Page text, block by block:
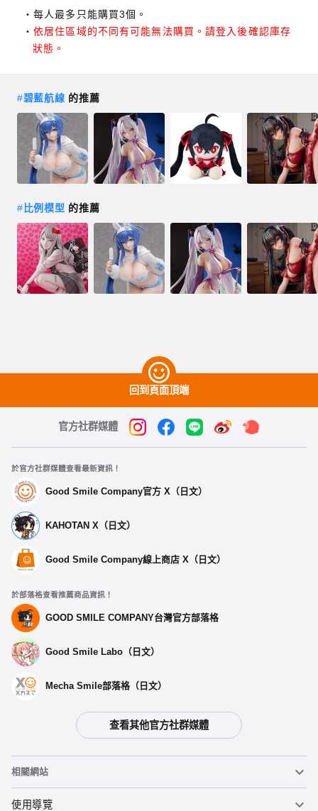
每人最多只能購買3個。
依居住區域的不同有可能無法購買。請登入後確認庫存
狀態。
#碧藍航線 的推薦
# 比例模型 的推薦
回到頁面頂端
官方社群媒體
於官方社群媒體查看最新資訊！
Good Smile Company官方 X（日文）
KAHOTAN X（日文）
Good Smile Company線上商店 X（日文）
於部落格查看推薦商品資訊！
GOOD SMILE COMPANY台灣官方部落格
Good Smile Labo（日文）
Mecha Smile部落格（日文）
查看其他官方社群媒體
相關網站
黏土人
使用導覽